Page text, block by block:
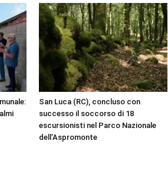
San Luca (RC), concluso con
successo il soccorso di 18
escursionisti nel Parco Nazionale
dell’Aspromonte